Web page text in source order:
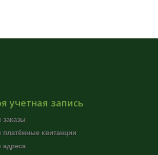
учетная запись
заказы
платёжные квитанции
адреса